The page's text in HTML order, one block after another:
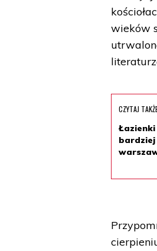
wieków
CZYTAJ
bardziej